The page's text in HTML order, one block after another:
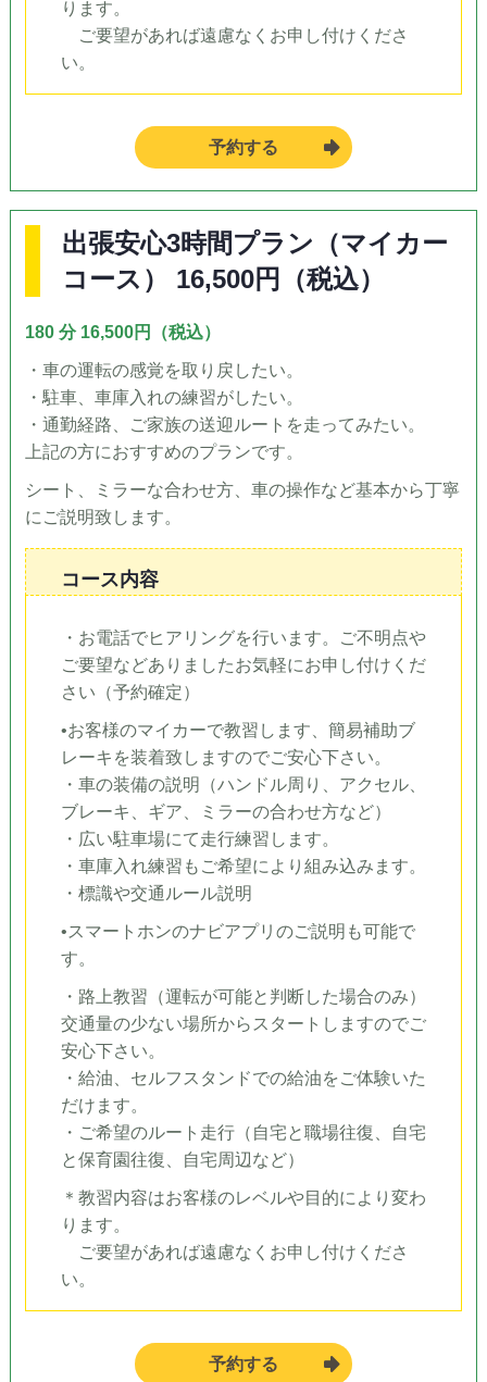
ります。
ご要望があれば遠慮なくお申し付けくださ
い。
予約する
出張安心3時間プラン（マイカー
コース） 16,500円（税込）
180 分 16,500円（税込）
・車の運転の感覚を取り戻したい。
・駐車、車庫入れの練習がしたい。
・通勤経路、ご家族の送迎ルートを走ってみたい。
上記の方におすすめのプランです。
シート、ミラーな合わせ方、車の操作など基本から丁寧
にご説明致します。
コース内容
・お電話でヒアリングを行います。ご不明点や
ご要望などありましたお気軽にお申し付けくだ
さい（予約確定）
•お客様のマイカーで教習します、簡易補助ブ
レーキを装着致しますのでご安心下さい。
・車の装備の説明（ハンドル周り、アクセル、
ブレーキ、ギア、ミラーの合わせ方など）
・広い駐車場にて走行練習します。
・車庫入れ練習もご希望により組み込みます。
・標識や交通ルール説明
•スマートホンのナビアプリのご説明も可能で
す。
・路上教習（運転が可能と判断した場合のみ）
交通量の少ない場所からスタートしますのでご
安心下さい。
・給油、セルフスタンドでの給油をご体験いた
だけます。
・ご希望のルート走行（自宅と職場往復、自宅
と保育園往復、自宅周辺など）
＊教習内容はお客様のレベルや目的により変わ
ります。
ご要望があれば遠慮なくお申し付けくださ
い。
予約する